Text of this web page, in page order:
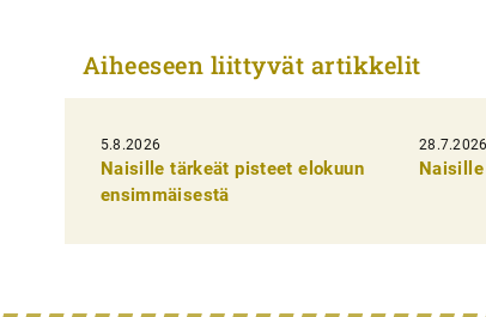
i
k
e
Aiheeseen liittyvät artikkelit
5.8.2026
Naisille tärkeät pisteet elokuun
ensimmäisestä
28.7.2026